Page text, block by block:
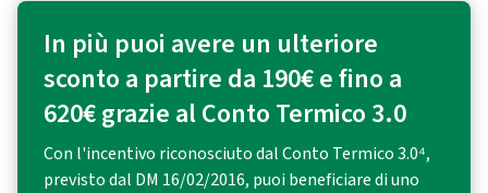
In più puoi avere un ulteriore
sconto a partire da 190€ e fino a
620€ grazie al Conto Termico 3.0
Con l'incentivo riconosciuto dal Conto Termico 3.0⁴,
previsto dal DM 16/02/2016, puoi beneficiare di uno